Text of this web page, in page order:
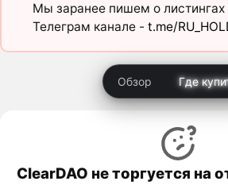
Мы заранее пишем о листингах
Телеграм канале - t.me/
Обзор Где
ClearDAO не торгуется на